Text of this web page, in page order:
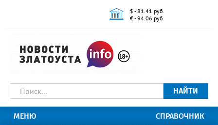
$ - 81.41 руб.
€ - 94.06 руб.
НАЙТИ
МЕНЮ СПРАВОЧНИК